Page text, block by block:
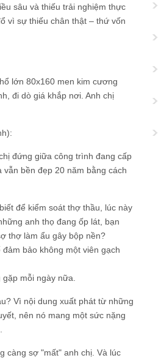
sâu và thiếu trải nghiệm thực
vì sự thiếu chân thật – thứ vốn
lớn 80x160 men kim cương
đi dò giá khắp nơi. Anh chị
đứng giữa công trình đang cấp
bền đẹp 20 năm bằng cách
để kiểm soát thợ thầu, lúc này
anh thọ đang ốp lát, bạn
thợ làm ẩu gây bộp nền?
bảo không một viên gạch
mỗi ngày nữa.
Vì nội dung xuất phát từ những
nên nó mang một sức nặng
càng sợ "mất" anh chị. Và lúc